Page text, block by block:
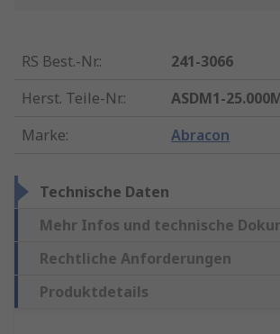
RS Best.-Nr.:
241-3066
Herst. Teile-Nr.:
ASDM1-
Marke: Abracon
Technische Daten
Mehr Infos und technische
Rechtliche Anforderungen
Produktdetails